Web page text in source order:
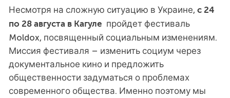
Несмотря на сложную ситуацию в Украине, с 24
по 28 августа в Кагуле пройдет фестиваль
Moldox, посвященный социальным изменениям.
Миссия фестиваля – изменить социум через
документальное кино и предложить
общественности задуматься о проблемах
современного общества. Именно поэтому мы